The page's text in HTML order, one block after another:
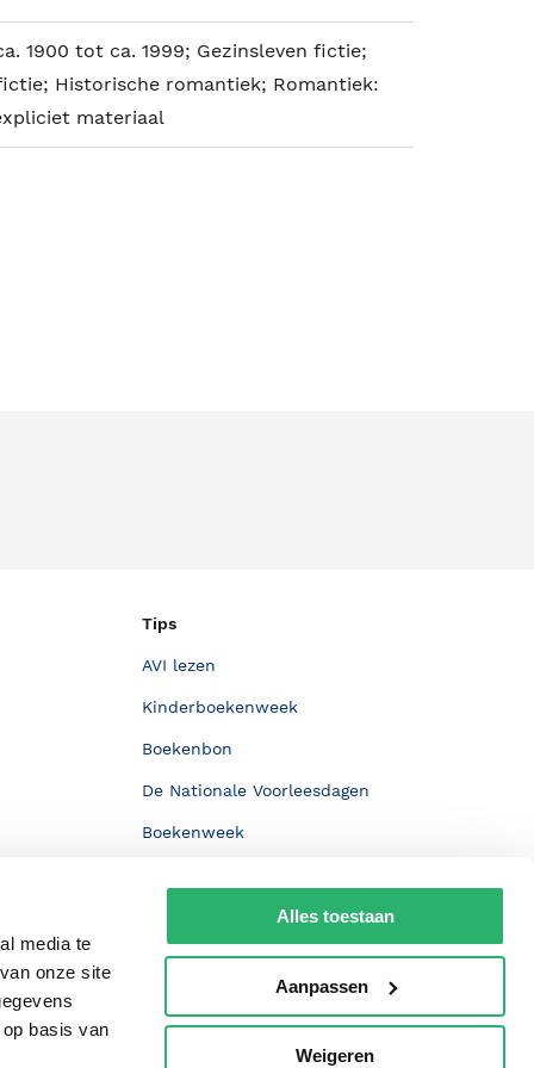
media te
onze site
basis van
Alles toestaan
Aanpassen
Weigeren
1900 tot ca. 1999; Gezinsleven fictie;
Historische romantiek; Romantiek:
materiaal
Tips
AVI lezen
Kinderboekenweek
Boekenbon
De Nationale Voorleesdagen
Boekenweek